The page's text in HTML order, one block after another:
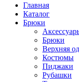
Главная
Каталог
Брюки
Брюки
Верхняя
Костюмы
Пиджаки
Рубашки